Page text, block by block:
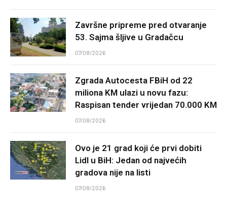
Završne pripreme pred otvaranje
53. Sajma šljive u Gradačcu
07/08/2026
Zgrada Autocesta FBiH od 22
miliona KM ulazi u novu fazu:
Raspisan tender vrijedan 70.000 KM
07/08/2026
Ovo je 21 grad koji će prvi dobiti
Lidl u BiH: Jedan od najvećih
gradova nije na listi
07/08/2026